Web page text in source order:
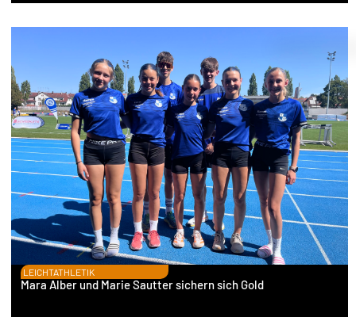
LEICHTATHLETIK
Mara Alber und Marie Sautter sichern sich Gold